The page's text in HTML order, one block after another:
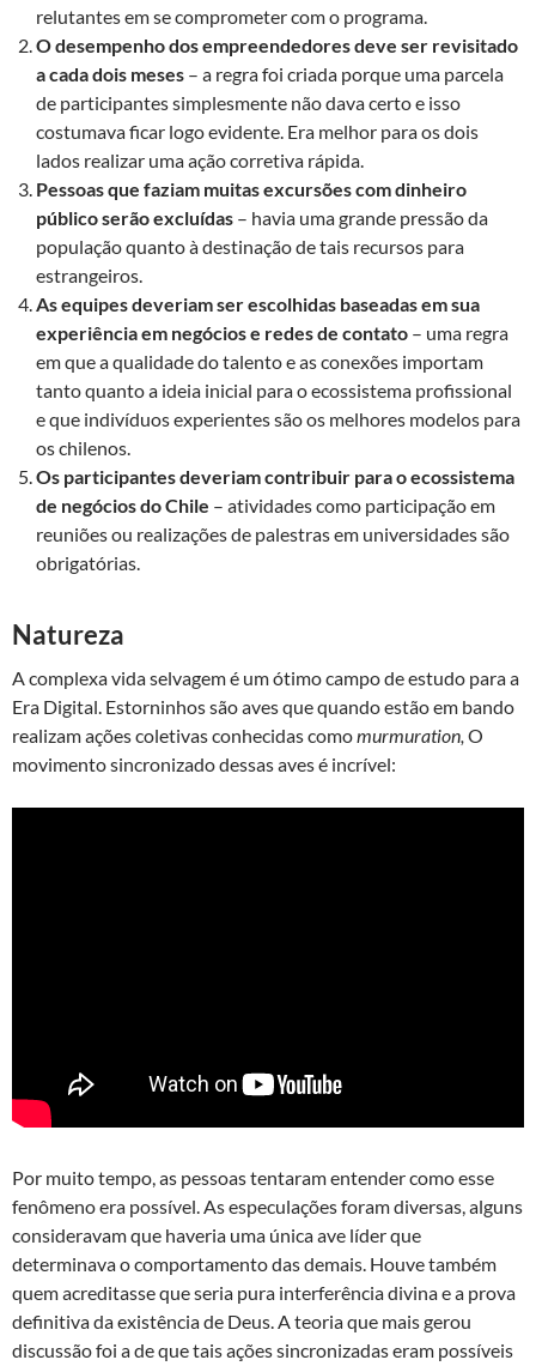
relutantes em se comprometer com o programa.
O desempenho dos empreendedores deve ser revisitado
a cada dois meses – a regra foi criada porque uma parcela
de participantes simplesmente não dava certo e isso
costumava ficar logo evidente. Era melhor para os dois
lados realizar uma ação corretiva rápida.
Pessoas que faziam muitas excursões com dinheiro
público serão excluídas – havia uma grande pressão da
população quanto à destinação de tais recursos para
estrangeiros.
As equipes deveriam ser escolhidas baseadas em sua
experiência em negócios e redes de contato – uma regra
em que a qualidade do talento e as conexões importam
tanto quanto a ideia inicial para o ecossistema profissional
e que indivíduos experientes são os melhores modelos para
os chilenos.
Os participantes deveriam contribuir para o ecossistema
de negócios do Chile – atividades como participação em
reuniões ou realizações de palestras em universidades são
obrigatórias.
Natureza
A complexa vida selvagem é um ótimo campo de estudo para a
Era Digital. Estorninhos são aves que quando estão em bando
realizam ações coletivas conhecidas comomurmuration, O
movimento sincronizado dessas aves é incrível:
Por muito tempo, as pessoas tentaram entender como esse
fenômeno era possível. As especulações foram diversas, alguns
consideravam que haveria uma única ave líder que
determinava o comportamento das demais. Houve também
quem acreditasse que seria pura interferência divina e a prova
definitiva da existência de Deus. A teoria que mais gerou
discussão foi a de que tais ações sincronizadas eram possíveis